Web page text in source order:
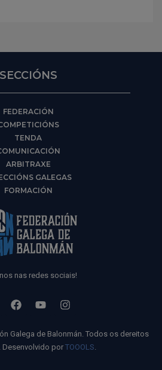
SECCIÓNS
FEDERACIÓN
TENDA
ARBITRAXE
GALEGAS
FORMACIÓN
nas redes sociais!
Galega de Balonmán. Todos os dereitos
Desenvolvido por TOOOLS